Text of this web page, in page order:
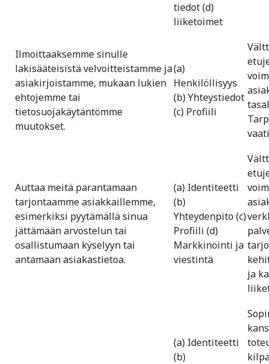
tiedot (d)
liiketoimet
Ilmoittaaksemme sinulle
lakisääteisistä velvoitteistamme ja
asiakirjoistamme, mukaan lukien
ehtojemme tai
tietosuojakäytäntömme
muutokset.
(a)
Henkilöllisyys
(b) Yhteystiedot
(c) Profiili
Auttaa meitä parantamaan
tarjontaamme asiakkaillemme,
esimerkiksi pyytämällä sinua
jättämään arvostelun tai
osallistumaan kyselyyn tai
antamaan asiakastietoa.
(a) Identiteetti
(b)
Yhteydenpito (c)
Profiili (d)
Markkinointi ja
viestintä
ja
(a) Identiteetti
(b)